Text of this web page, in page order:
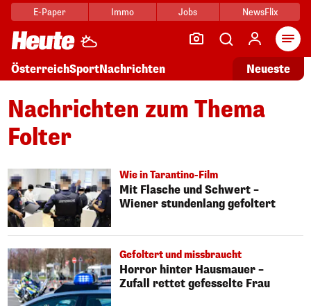
E-Paper Immo Jobs NewsFlix
ÖsterreichSportNachrichten Neueste
Nachrichten zum Thema
Folter
Wie in Tarantino-Film
Mit Flasche und Schwert –
Wiener stundenlang gefoltert
Gefoltert und missbraucht
Horror hinter Hausmauer –
Zufall rettet gefesselte Frau